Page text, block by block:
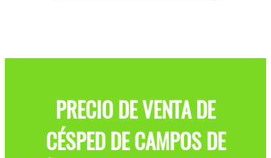
PRECIO DE VENTA DE
CÉSPED DE CAMPOS DE